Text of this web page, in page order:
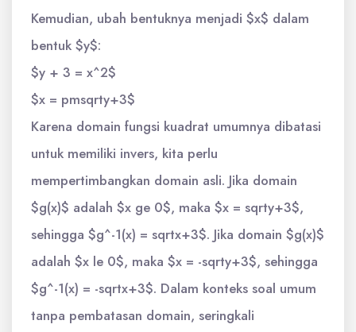
Kemudian, ubah bentuknya menjadi $x$ dalam
bentuk $y$:
$y + 3 = x^2$
$x = pmsqrty+3$
Karena domain fungsi kuadrat umumnya dibatasi
untuk memiliki invers, kita perlu
mempertimbangkan domain asli. Jika domain
$g(x)$ adalah $x ge 0$, maka $x = sqrty+3$,
sehingga $g^-1(x) = sqrtx+3$. Jika domain $g(x)$
adalah $x le 0$, maka $x = -sqrty+3$, sehingga
$g^-1(x) = -sqrtx+3$. Dalam konteks soal umum
tanpa pembatasan domain, seringkali